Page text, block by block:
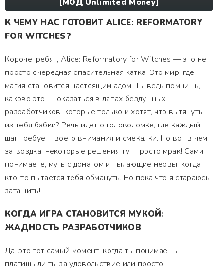
[МОД Unlimited Money]
К ЧЕМУ НАС ГОТОВИТ ALICE: REFORMATORY
FOR WITCHES?
Короче, ребят, Alice: Reformatory for Witches — это не
просто очередная спасительная катка. Это мир, где
магия становится настоящим адом. Ты ведь помнишь,
каково это — оказаться в лапах бездушных
разработчиков, которые только и хотят, что вытянуть
из тебя бабки? Речь идет о головоломке, где каждый
шаг требует твоего внимания и смекалки. Но вот в чем
загвоздка: некоторые решения тут просто мрак! Сами
понимаете, муть с донатом и пылающие нервы, когда
кто-то пытается тебя обмануть. Но пока что я стараюсь
затащить!
КОГДА ИГРА СТАНОВИТСЯ МУКОЙ:
ЖАДНОСТЬ РАЗРАБОТЧИКОВ
Да, это тот самый момент, когда ты понимаешь —
платишь ли ты за удовольствие или просто